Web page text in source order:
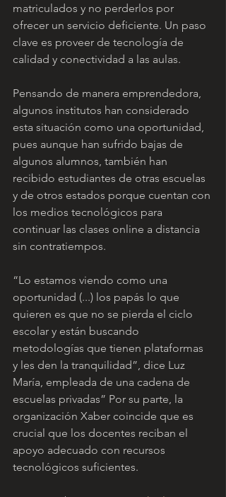
matriculados y no perderlos por
ofrecer un servicio deficiente. Un paso
clave es proveer de tecnología de
calidad y conectividad a las aulas.
Pensando de manera emprendedora,
algunos institutos han considerado
esta situación como una oportunidad,
pues aunque han sufrido bajas de
algunos alumnos, también han
recibido estudiantes de otras escuelas
y de otros estados porque cuentan con
los medios tecnológicos para
continuar las clases online a distancia
sin contratiempos.
“Lo estamos viendo como una
oportunidad (...) los papás lo que
quieren es que no se pierda el ciclo
escolar y están buscando
metodologías que tienen plataformas
y les den la tranquilidad”, dice Luz
María, empleada de una cadena de
escuelas privadas” Por su parte, la
organización Xaber coincide que es
crucial que los docentes reciban el
apoyo adecuado con recursos
tecnológicos suficientes.